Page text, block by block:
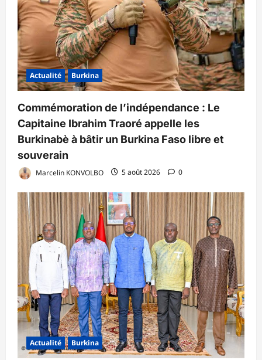
Actualité Burkina
Commémoration de l’indépendance : Le
Capitaine Ibrahim Traoré appelle les
Burkinabè à bâtir un Burkina Faso libre et
souverain
Marcelin KONVOLBO 5 août 2026 0
Actualité Burkina